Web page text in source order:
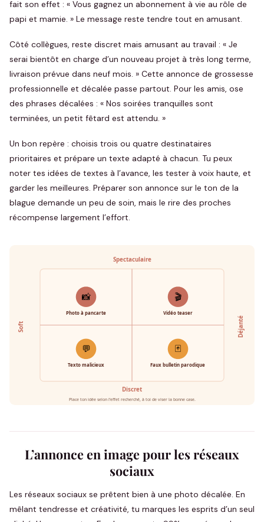
fait son effet : « Vous gagnez un abonnement à vie au rôle de
papi et mamie. » Le message reste tendre tout en amusant.
Côté collègues, reste discret mais amusant au travail : « Je
serai bientôt en charge d’un nouveau projet à très long terme,
livraison prévue dans neuf mois. » Cette annonce de grossesse
professionnelle et décalée passe partout. Pour les amis, ose
des phrases décalées : « Nos soirées tranquilles sont
terminées, un petit fêtard est attendu. »
Un bon repère : choisis trois ou quatre destinataires
prioritaires et prépare un texte adapté à chacun. Tu peux
noter tes idées de textes à l’avance, les tester à voix haute, et
garder les meilleures. Préparer son annonce sur le ton de la
blague demande un peu de soin, mais le rire des proches
récompense largement l’effort.
Spectaculaire
Discret
Soft Déjanté
📸
Photo à pancarte
🎬
Vidéo teaser
💬
Texto malicieux
🃏
Faux bulletin parodique
Place ton idée selon l’effet recherché, à toi de viser la bonne case.
L’annonce en image pour les réseaux
sociaux
Les réseaux sociaux se prêtent bien à une photo décalée. En
mêlant tendresse et créativité, tu marques les esprits d’un seul